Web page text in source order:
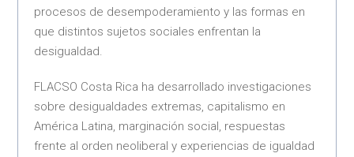
procesos de desempoderamiento y las formas en
que distintos sujetos sociales enfrentan la
desigualdad.
FLACSO Costa Rica ha desarrollado investigaciones
sobre desigualdades extremas, capitalismo en
América Latina, marginación social, respuestas
frente al orden neoliberal y experiencias de igualdad